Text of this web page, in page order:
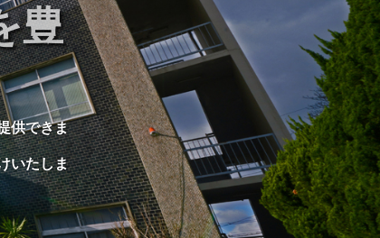
豊
供できま
いたしま